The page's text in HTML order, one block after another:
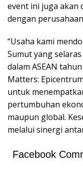
event ini juga akan
dengan
“Usaha kami
Sumut yang
dalam ASEAN
Matters:
untuk
pertumbuhan
maupun global.
melalui sinergi
Facebook